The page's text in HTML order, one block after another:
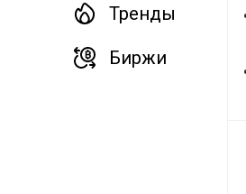
Тренды
Биржи